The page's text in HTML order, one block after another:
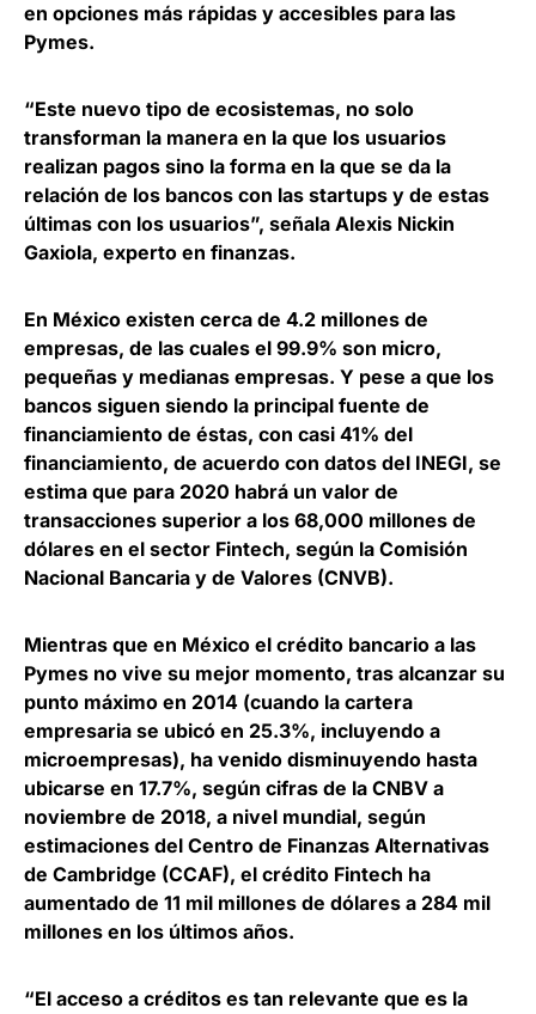
en opciones más rápidas y accesibles para las
Pymes.
“Este nuevo tipo de ecosistemas, no solo
transforman la manera en la que los usuarios
realizan pagos sino la forma en la que se da la
relación de los bancos con las startups y de estas
últimas con los usuarios”, señala Alexis Nickin
Gaxiola, experto en finanzas.
En México existen cerca de 4.2 millones de
empresas, de las cuales el 99.9% son micro,
pequeñas y medianas empresas. Y pese a que los
bancos siguen siendo la principal fuente de
financiamiento de éstas, con casi 41% del
financiamiento, de acuerdo con datos del INEGI, se
estima que para 2020 habrá un valor de
transacciones superior a los 68,000 millones de
dólares en el sector Fintech, según la Comisión
Nacional Bancaria y de Valores (CNVB).
Mientras que en México el crédito bancario a las
Pymes no vive su mejor momento, tras alcanzar su
punto máximo en 2014 (cuando la cartera
empresaria se ubicó en 25.3%, incluyendo a
microempresas), ha venido disminuyendo hasta
ubicarse en 17.7%, según cifras de la CNBV a
noviembre de 2018, a nivel mundial, según
estimaciones del Centro de Finanzas Alternativas
de Cambridge (CCAF), el crédito Fintech ha
aumentado de 11 mil millones de dólares a 284 mil
millones en los últimos años.
“El acceso a créditos es tan relevante que es la